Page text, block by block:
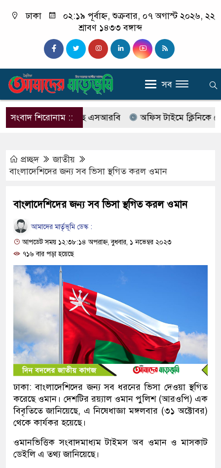
ঢাকা
০২:১৯ পূর্বাহ্ন, শুক্রবার, ০৭ অগাস্ট ২০২৬, ২২
শ্রাবণ ১৪৩৩ বঙ্গাব্দ
সব
সংবাদ শিরোনাম ::
নাম বদলে আসছে এসআরবি অফিস টাইমে ক্লিনিকে রোগী
প্রচ্ছদ
জাতীয়
বাংলাদেশিদের জন্য সব ভিসা স্থগিত করল ওমান
বাংলাদেশিদের জন্য সব ভিসা স্থগিত করল ওমান
আমাদের মার্তৃভূমি ডেস্ক :
আপডেট সময় ১২:৩৮:১৪ অপরাহ্ন, বুধবার, ১ নভেম্বর ২০২৩
৭১৬ বার পড়া হয়েছে
ঢাকা: বাংলাদেশিদের জন্য সব ধরনের ভিসা দেওয়া স্থগিত
করেছে ওমান। দেশটির রয়্যাল ওমান পুলিশ (আরওপি) এক
বিবৃতিতে জানিয়েছে, এ নিষেধাজ্ঞা মঙ্গলবার (৩১ অক্টোবর)
থেকে কার্যকর হয়েছে।
ওমানভিত্তিক সংবাদমাধ্যম টাইমস অব ওমান ও মাসকাট
ডেইলি এ তথ্য জানিয়েছে।